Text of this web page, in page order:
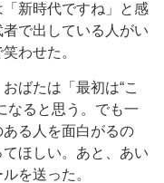
新時代ですね」と感
で出している人がい
わせた。
ばたは「最初は“こ
なると思う。でも一
る人を面白がるの
ほしい。あと、あい
を送った。